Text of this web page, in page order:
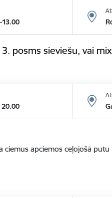
posms sieviešu, vai
apciemos ceļojošā